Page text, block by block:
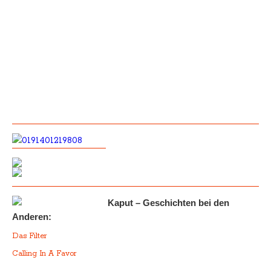
Kaput – Geschichten bei den
Anderen:
Das Filter
Calling In A Favor